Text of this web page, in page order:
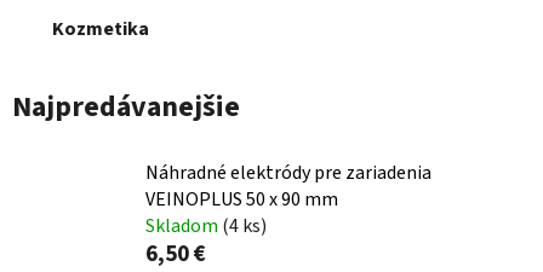
Kozmetika
Najpredávanejšie
Náhradné elektródy pre zariadenia
VEINOPLUS 50 x 90 mm
Skladom (4 ks)
6,50 €